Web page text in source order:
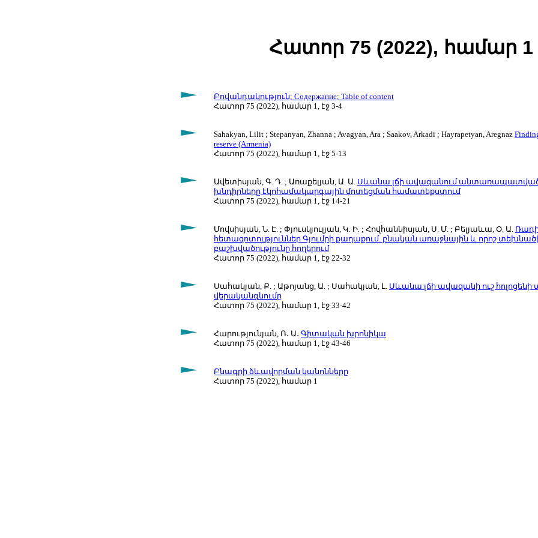
Հատոր 75 (2022), համար 1
Բովանդակություն; Содержание; Table of content
Հատոր 75 (2022), համար 1, էջ 3-4
Sahakyan, Lilit ; Stepanyan, Zhanna ; Avagyan, Ara ; Saakov, Arkadi ; Hayrapetyan, Aregnaz
reserve (Armenia)
Հատոր 75 (2022), համար 1, էջ 5-13
Ավետիսյան, Գ. Դ. ; Առաքելյան, Ա. Ա. Սևանա լճի ավազանում
խնդիրները էկոհամակարգային մոտեցման համատեքստում
Հատոր 75 (2022), համար 1, էջ 14-21
Մովսիսյան, Ն. Է. ; Փյուսկյուլյան, Կ. Ի. ; Հովհաննիսյան, Ս. Մ. ; Բելյաևա, Օ. Ա.
հետազոտություններ Գյումրի քաղաքում. բնական առաջնային և որոշ
բաշխվածությունը հողերում
Հատոր 75 (2022), համար 1, էջ 22-32
Սահակյան, Ք. ; Աթոյանց, Ա. ; Սահակյան, Լ. Սևանա լճի ավազանի ուշ հոլոցենի
վերականգնումը
Հատոր 75 (2022), համար 1, էջ 33-42
Հարությունյան, Ռ․ Ա․ Գիտական խրոնիկա
Հատոր 75 (2022), համար 1, էջ 43-46
Բնագրի ձևավորման կանոնները
Հատոր 75 (2022), համար 1